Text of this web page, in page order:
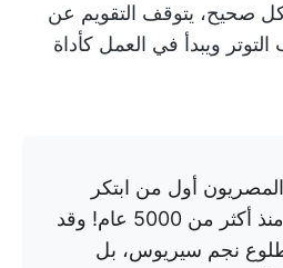
صحيح، يتوقف التقويم عن
ويبدأ في العمل كأداة
أول من ابتكر
منذ أكثر من 5000 عام! وقد
نجم سيريوس، بل